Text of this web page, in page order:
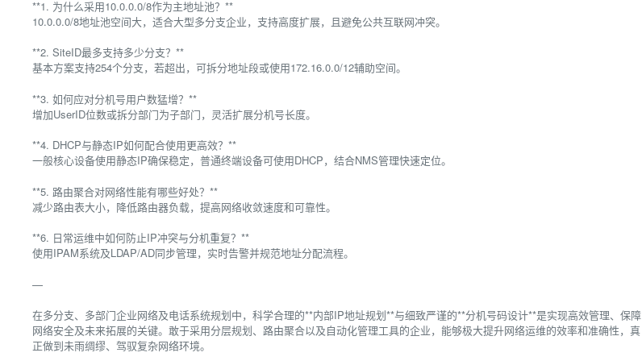
**1. 为什么采用10.0.0.0/8作为主地址池？**
10.0.0.0/8地址池空间大，适合大型多分支企业，支持高度扩展，且避免公共互联网冲突。
**2. SiteID最多支持多少分支？**
基本方案支持254个分支，若超出，可拆分地址段或使用172.16.0.0/12辅助空间。
**3. 如何应对分机号用户数猛增？**
增加UserID位数或拆分部门为子部门，灵活扩展分机号长度。
**4. DHCP与静态IP如何配合使用更高效？**
一般核心设备使用静态IP确保稳定，普通终端设备可使用DHCP，结合NMS管理快速定位。
**5. 路由聚合对网络性能有哪些好处？**
减少路由表大小，降低路由器负载，提高网络收敛速度和可靠性。
**6. 日常运维中如何防止IP冲突与分机重复？**
使用IPAM系统及LDAP/AD同步管理，实时告警并规范地址分配流程。
—
在多分支、多部门企业网络及电话系统规划中，科学合理的**内部IP地址规划**与细致严谨的**分机号码设计**是实现高效管理、保障
网络安全及未来拓展的关键。敢于采用分层规划、路由聚合以及自动化管理工具的企业，能够极大提升网络运维的效率和准确性，真
正做到未雨绸缪、驾驭复杂网络环境。